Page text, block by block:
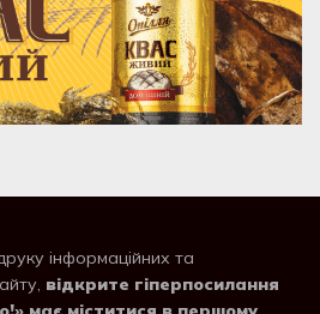
інформаційних та
відкрите гіперпосилання